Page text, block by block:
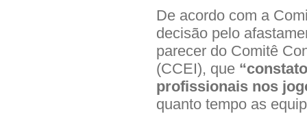
De acordo com a
decisão pelo
parecer do Comitê
(CCEI), que
profissionais nos
quanto tempo as